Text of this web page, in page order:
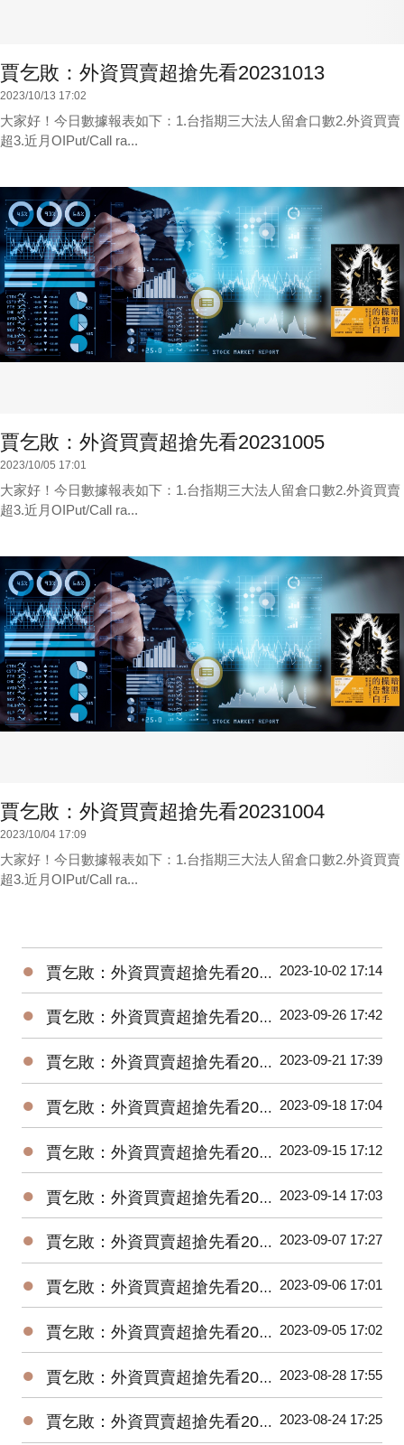
賈乞敗：外資買賣超搶先看20231013
2023/10/13 17:02
大家好！今日數據報表如下：1.台指期三大法人留倉口數2.外資買賣
超3.近月OIPut/Call ra...
賈乞敗：外資買賣超搶先看20231005
2023/10/05 17:01
大家好！今日數據報表如下：1.台指期三大法人留倉口數2.外資買賣
超3.近月OIPut/Call ra...
賈乞敗：外資買賣超搶先看20231004
2023/10/04 17:09
大家好！今日數據報表如下：1.台指期三大法人留倉口數2.外資買賣
超3.近月OIPut/Call ra...
● 賈乞敗：外資買賣超搶先看20231002 2023-10-02 17:14
● 賈乞敗：外資買賣超搶先看20230926 2023-09-26 17:42
● 賈乞敗：外資買賣超搶先看20230921 2023-09-21 17:39
● 賈乞敗：外資買賣超搶先看20230918 2023-09-18 17:04
● 賈乞敗：外資買賣超搶先看20230915 2023-09-15 17:12
● 賈乞敗：外資買賣超搶先看20230914 2023-09-14 17:03
● 賈乞敗：外資買賣超搶先看20230907 2023-09-07 17:27
● 賈乞敗：外資買賣超搶先看20230906 2023-09-06 17:01
● 賈乞敗：外資買賣超搶先看20230905 2023-09-05 17:02
● 賈乞敗：外資買賣超搶先看20230828 2023-08-28 17:55
● 賈乞敗：外資買賣超搶先看20230824 2023-08-24 17:25